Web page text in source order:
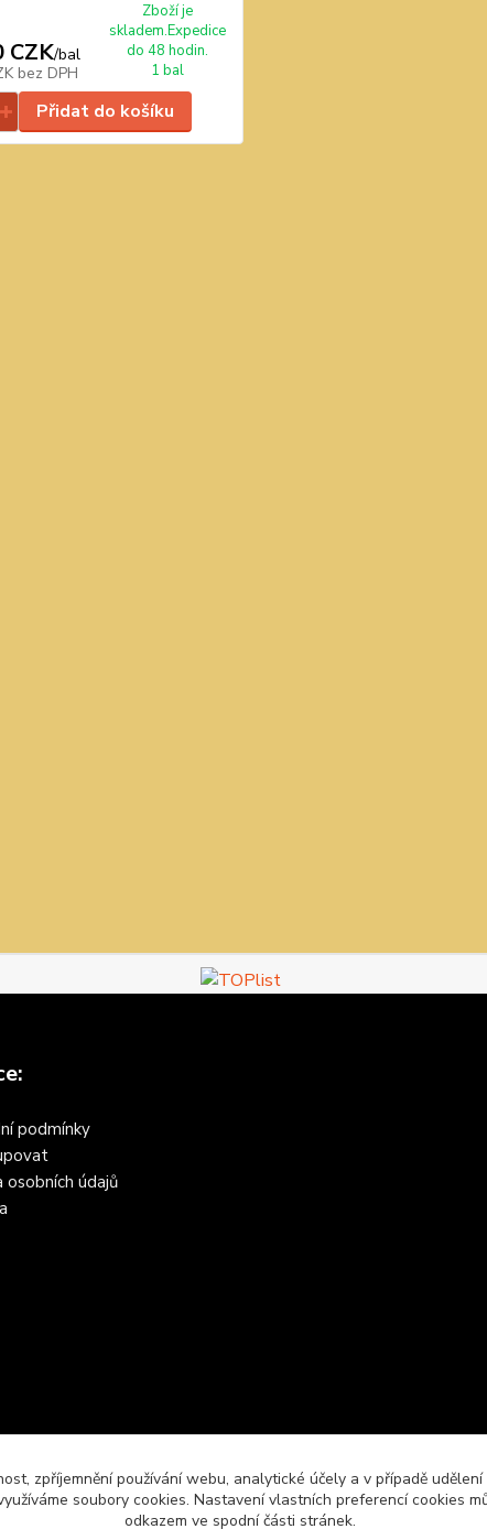
CZK/bal
bez DPH
Zboží je
skladem.Expedice
do 48 hodin.
1 bal
Přidat do košíku
podmínky
osobních údajů
zpříjemnění používání webu, analytické účely a v případě
soubory cookies. Nastavení vlastních preferencí cookies
odkazem ve spodní části stránek.